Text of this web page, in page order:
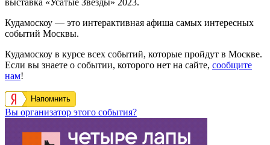
Кудамоскоу — это интерактивная афиша самых интересных
событий Москвы.
Кудамоскоу в курсе всех событий, которые пройдут в Москве.
Если вы знаете о событии, которого нет на сайте, сообщите
нам!
Напомнить
Вы организатор этого события?